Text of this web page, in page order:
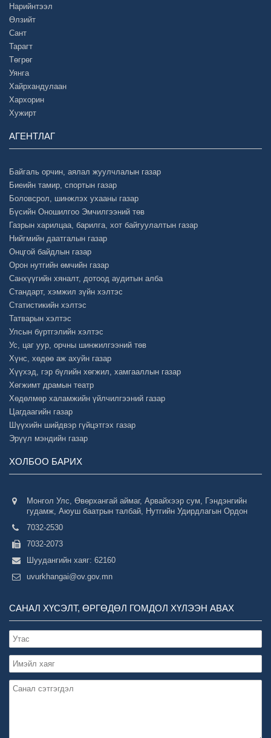
Нарийнтээл
Өлзийт
Сант
Тарагт
Төгрөг
Уянга
Хайрхандулаан
Хархорин
Хужирт
АГЕНТЛАГ
Байгаль орчин, аялал жуулчлалын газар
Биеийн тамир, спортын газар
Боловсрол, шинжлэх ухааны газар
Бүсийн Оношилгоо Эмчилгээний төв
Газрын харилцаа, барилга, хот байгуулалтын газар
Нийгмийн даатгалын газар
Онцгой байдлын газар
Орон нутгийн өмчийн газар
Санхүүгийн хяналт, дотоод аудитын алба
Стандарт, хэмжил зүйн хэлтэс
Статистикийн хэлтэс
Татварын хэлтэс
Улсын бүртгэлийн хэлтэс
Ус, цаг уур, орчны шинжилгээний төв
Хүнс, хөдөө аж ахуйн газар
Хүүхэд, гэр бүлийн хөгжил, хамгааллын газар
Хөгжимт драмын театр
Хөдөлмөр халамжийн үйлчилгээний газар
Цагдаагийн газар
Шүүхийн шийдвэр гүйцэтгэх газар
Эрүүл мэндийн газар
ХОЛБОО БАРИХ
Монгол Улс, Өвөрхангай аймаг, Арвайхээр сум, Гэндэнгийн
гудамж, Аюуш баатрын талбай, Нутгийн Удирдлагын Ордон
7032-2530
7032-2073
Шуудангийн хаяг: 62160
uvurkhangai@ov.gov.mn
САНАЛ ХҮСЭЛТ, ӨРГӨДӨЛ ГОМДОЛ ХҮЛЭЭН АВАХ